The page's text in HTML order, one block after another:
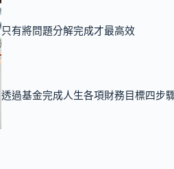
只有將問題分解完成才最高效
透過基金完成人生各項財務目標四步